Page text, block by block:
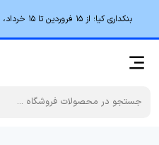
بنکداری کیا؛ از ۱۵ فروردین تا ۱۵ خرداد، خرید بالای 50میلیون تومان رایگان شد!